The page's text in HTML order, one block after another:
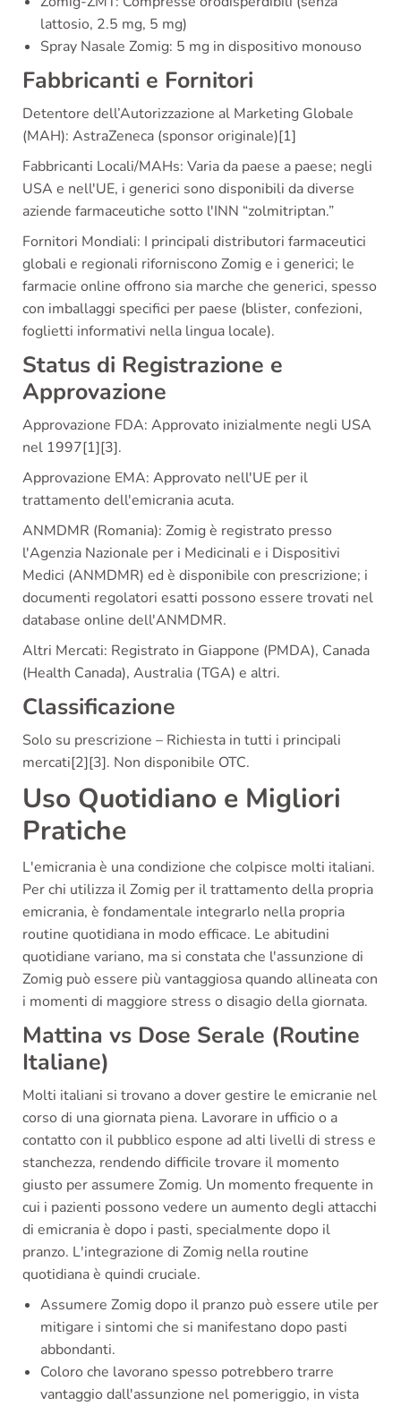
lattosio, 2.5 mg, 5 mg)
Spray Nasale Zomig: 5 mg in dispositivo monouso
Fabbricanti e Fornitori
Detentore dell’Autorizzazione al Marketing Globale
(MAH): AstraZeneca (sponsor originale)[1]
Fabbricanti Locali/MAHs: Varia da paese a paese; negli
USA e nell'UE, i generici sono disponibili da diverse
aziende farmaceutiche sotto l'INN “zolmitriptan.”
Fornitori Mondiali: I principali distributori farmaceutici
globali e regionali riforniscono Zomig e i generici; le
farmacie online offrono sia marche che generici, spesso
con imballaggi specifici per paese (blister, confezioni,
foglietti informativi nella lingua locale).
Status di Registrazione e
Approvazione
Approvazione FDA: Approvato inizialmente negli USA
nel 1997[1][3].
Approvazione EMA: Approvato nell'UE per il
trattamento dell'emicrania acuta.
ANMDMR (Romania): Zomig è registrato presso
l'Agenzia Nazionale per i Medicinali e i Dispositivi
Medici (ANMDMR) ed è disponibile con prescrizione; i
documenti regolatori esatti possono essere trovati nel
database online dell'ANMDMR.
Altri Mercati: Registrato in Giappone (PMDA), Canada
(Health Canada), Australia (TGA) e altri.
Classificazione
Solo su prescrizione – Richiesta in tutti i principali
mercati[2][3]. Non disponibile OTC.
Uso Quotidiano e Migliori
Pratiche
L'emicrania è una condizione che colpisce molti italiani.
Per chi utilizza il Zomig per il trattamento della propria
emicrania, è fondamentale integrarlo nella propria
routine quotidiana in modo efficace. Le abitudini
quotidiane variano, ma si constata che l'assunzione di
Zomig può essere più vantaggiosa quando allineata con
i momenti di maggiore stress o disagio della giornata.
Mattina vs Dose Serale (Routine
Italiane)
Molti italiani si trovano a dover gestire le emicranie nel
corso di una giornata piena. Lavorare in ufficio o a
contatto con il pubblico espone ad alti livelli di stress e
stanchezza, rendendo difficile trovare il momento
giusto per assumere Zomig. Un momento frequente in
cui i pazienti possono vedere un aumento degli attacchi
di emicrania è dopo i pasti, specialmente dopo il
pranzo. L'integrazione di Zomig nella routine
quotidiana è quindi cruciale.
Assumere Zomig dopo il pranzo può essere utile per
mitigare i sintomi che si manifestano dopo pasti
abbondanti.
Coloro che lavorano spesso potrebbero trarre
vantaggio dall'assunzione nel pomeriggio, in vista